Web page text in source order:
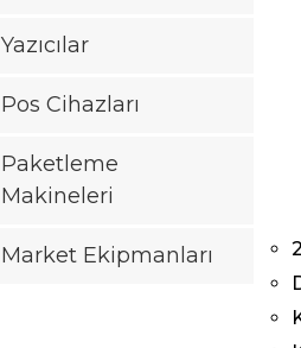
Yazıcılar
Pos Cihazları
Paketleme
Makineleri
Market Ekipmanları